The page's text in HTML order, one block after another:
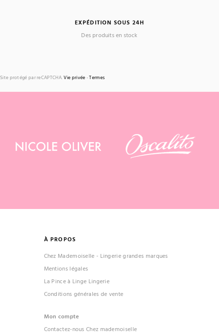
EXPÉDITION SOUS 24H
Des produits en stock
Site protégé par reCAPTCHA.Vie privée -Termes
À PROPOS
Chez Mademoiselle - Lingerie grandes marques
Mentions légales
La Pince à Linge Lingerie
Conditions générales de vente
Mon compte
Contactez-nous Chez mademoiselle